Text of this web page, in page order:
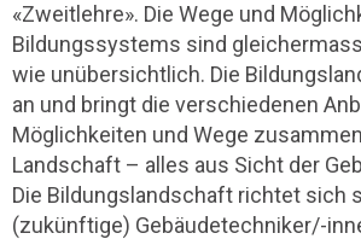
«Zweitlehre». Die Wege und
Bildungssystems sind
wie unübersichtlich. Die
an und bringt die verschiedenen
Möglichkeiten und Wege
Landschaft – alles aus Sicht der
Die Bildungslandschaft richtet sich
(zukünftige) Gebäudetechniker/-